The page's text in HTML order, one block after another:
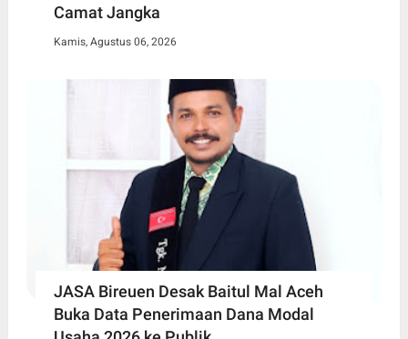
Camat Jangka
Kamis, Agustus 06, 2026
JASA Bireuen Desak Baitul Mal Aceh
Buka Data Penerimaan Dana Modal